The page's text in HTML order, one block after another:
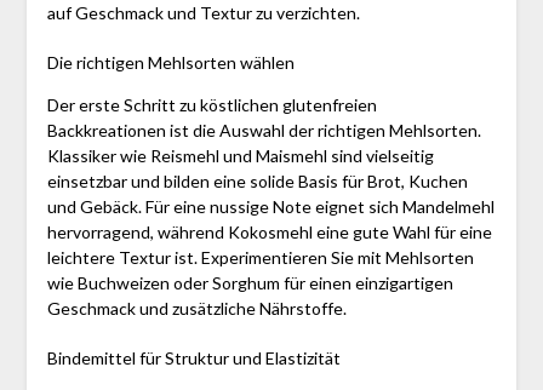
auf Geschmack und Textur zu verzichten.
Die richtigen Mehlsorten wählen
Der erste Schritt zu köstlichen glutenfreien
Backkreationen ist die Auswahl der richtigen Mehlsorten.
Klassiker wie Reismehl und Maismehl sind vielseitig
einsetzbar und bilden eine solide Basis für Brot, Kuchen
und Gebäck. Für eine nussige Note eignet sich Mandelmehl
hervorragend, während Kokosmehl eine gute Wahl für eine
leichtere Textur ist. Experimentieren Sie mit Mehlsorten
wie Buchweizen oder Sorghum für einen einzigartigen
Geschmack und zusätzliche Nährstoffe.
Bindemittel für Struktur und Elastizität